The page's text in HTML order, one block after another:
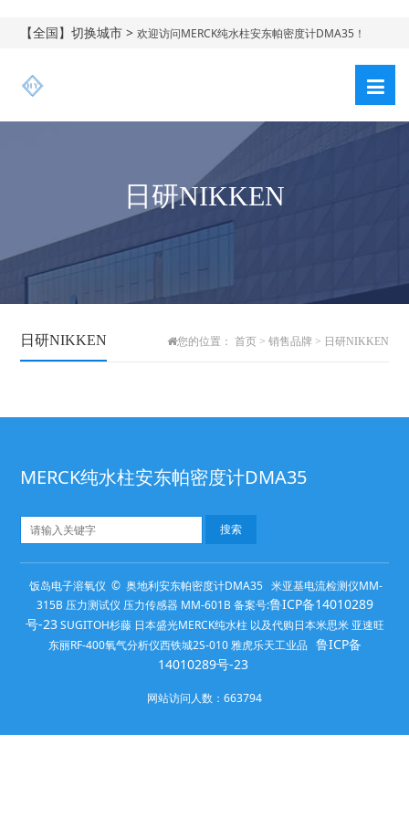
【全国】切换城市 >欢迎访问MERCK纯水柱安东帕密度计DMA35！
日研NIKKEN
日研NIKKEN 您的位置： 首页> 销售品牌 > 日研NIKKEN
MERCK纯水柱安东帕密度计DMA35
饭岛电子溶氧仪 © 奥地利安东帕密度计DMA35 米亚基电流检测仪MM-
315B 压力测试仪 压力传感器 MM-601B 备案号:鲁ICP备14010289
号-23SUGITOH杉藤 日本盛光MERCK纯水柱 以及代购日本米思米 亚速旺
东丽RF-400氧气分析仪西铁城2S-010 雅虎乐天工业品 鲁ICP备
14010289号-23
网站访问人数： 663794